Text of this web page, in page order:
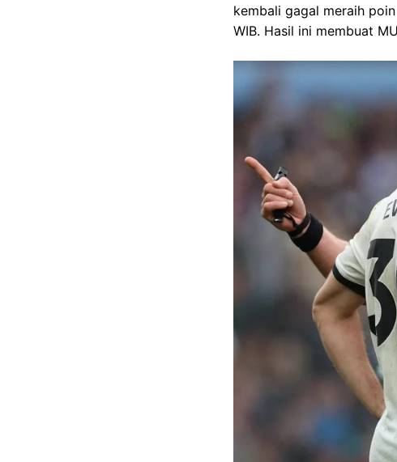
kembali gagal meraih
WIB. Hasil ini membuat